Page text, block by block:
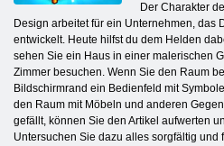
Der Charakter
Design arbeitet für ein Unternehmen, das
entwickelt. Heute hilfst du dem Helden
sehen Sie ein Haus in einer malerischen
Zimmer besuchen. Wenn Sie den Raum
Bildschirmrand ein Bedienfeld mit
den Raum mit Möbeln und anderen
gefällt, können Sie den Artikel aufwerten
Untersuchen Sie dazu alles sorgfältig